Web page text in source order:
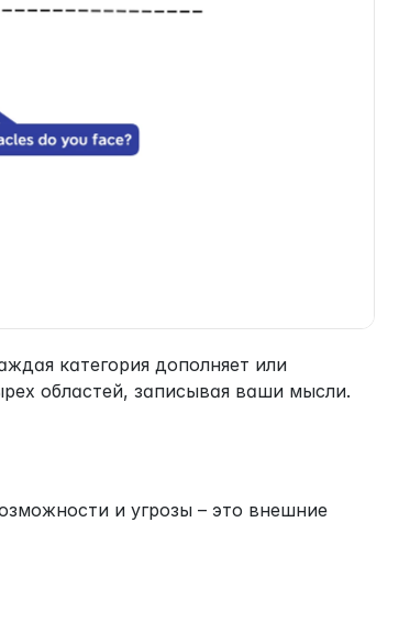
категория дополняет или
областей, записывая ваши мысли.
и угрозы – это внешние